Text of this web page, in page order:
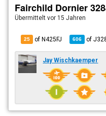
Fairchild Dornier
Übermitteltvor 15 Jahren
25 of N425FJ 606 of
Jay Wischkaemper